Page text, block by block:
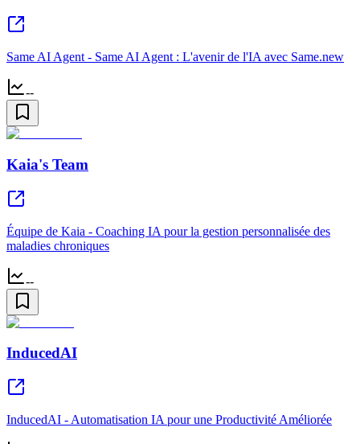
Same AI Agent - Same AI Agent : L'avenir de l'IA avec Same.new
--
Kaia's Team
Équipe de Kaia - Coaching IA pour la gestion personnalisée des
maladies chroniques
--
InducedAI
InducedAI - Automatisation IA pour une Productivité Améliorée